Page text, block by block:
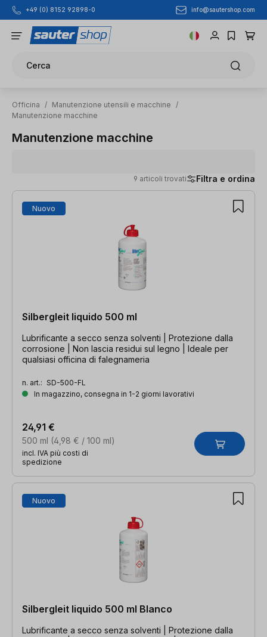
Passa al contenuto principale
+49 (0) 8152 92898-0 info@sautershop.com
Cerca
Officina / Manutenzione utensili e macchine
/
Manutenzione macchine
Manutenzione macchine
9 articoli trovati Filtra e ordina
9 articoli trovati
Nuovo
Silbergleit liquido 500 ml
Lubrificante a secco senza solventi | Protezione dalla
corrosione | Non lascia residui sul legno | Ideale per
qualsiasi officina di falegnameria
n. art.: SD-500-FL
In magazzino, consegna in 1-2 giorni lavorativi
500 ml (4,98 € / 100 ml)
24,91 €
incl. IVA più costi di
spedizione
Nuovo
Silbergleit liquido 500 ml Blanco
Lubrificante a secco senza solventi | Protezione dalla